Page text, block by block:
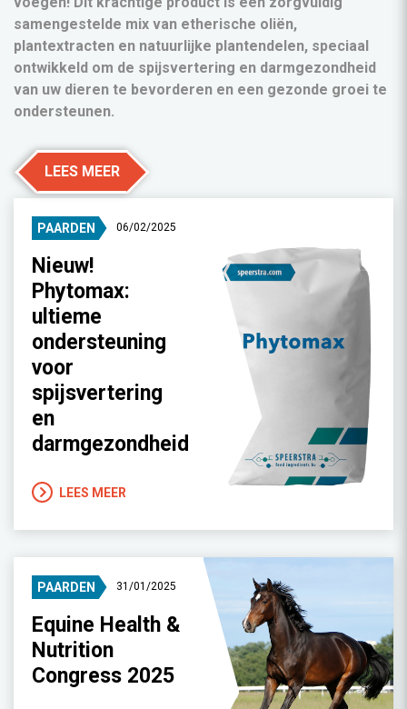
PAARDEN 06/02/2025
Nieuw!
Phytomax:
ultieme
ondersteuning
voor
spijsvertering
en
darmgezondheid
LEES MEER
PAARDEN 31/01/2025
Equine Health &
Nutrition
Congress 2025
samengestelde mix van etherische oliën,
plantextracten en natuurlijke plantendelen, speciaal
ontwikkeld om de spijsvertering en darmgezondheid
van uw dieren te bevorderen en een gezonde groei te
ondersteunen.
LEES MEER